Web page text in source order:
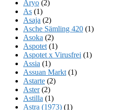
Aryo (2)
As (1)
Asaja (2)
Asche Sämling 420 (1)
Asoka (2)
Aspotet (1)
Aspotet x Virusfrei (1)
Assia (1)
Assuan Markt (1)
Astarte (2)
Aster(2)
Astilla (1)
Astra (1973) (1)